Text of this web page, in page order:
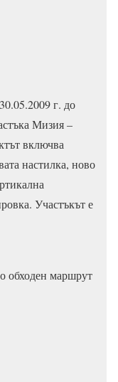
г. до
Мизия –
включва
настилка, ново
Участъкът е
обходен маршрут